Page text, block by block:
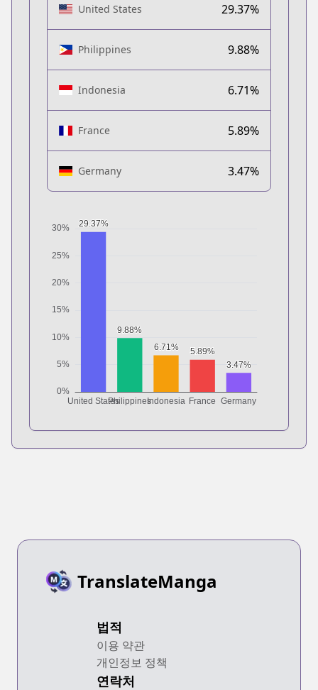
United States 29.37%
Philippines 9.88%
Indonesia 6.71%
France 5.89%
Germany 3.47%
TranslateManga
법적
이용 약관
개인정보 정책
연락처